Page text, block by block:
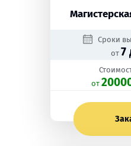
Сроки
от 7
oт